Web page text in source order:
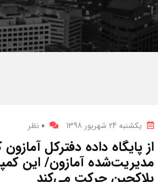
یکشنبه 24 شهریور 1398 0 نظر
از پایگاه داده دفترکل
مدیریت‌شده‌ آمازون/ این